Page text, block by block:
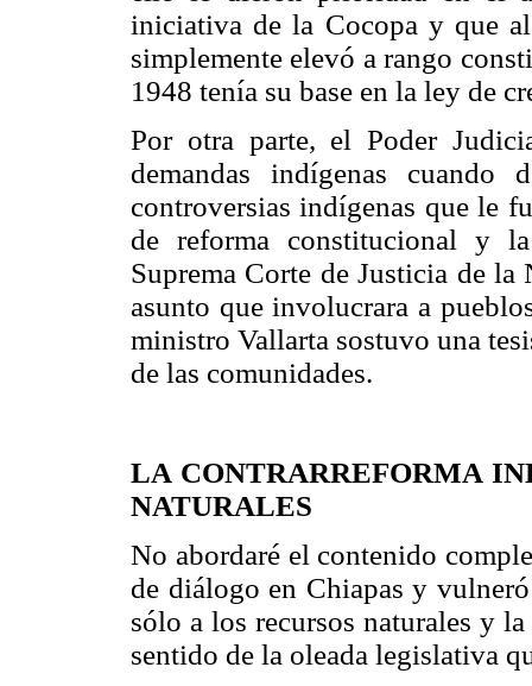
iniciativa de la Cocopa y que
simplemente elevó a rango
1948 tenía su base en la ley de
Por otra parte, el Poder
demandas indígenas
controversias indígenas que le
de reforma constitucional y
Suprema Corte de Justicia de
asunto que involucrara a
ministro Vallarta sostuvo una
de las comunidades.
LA CONTRARREFORMA
NATURALES
No abordaré el contenido
de diálogo en Chiapas y
sólo a los recursos naturales y
sentido de la oleada legislativa